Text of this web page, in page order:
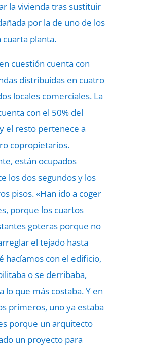
la vivienda tras sustituir
por la de uno de los
cuarta planta.
cuestión cuenta con
distribuidas en cuatro
locales comerciales. La
con el 50% del
el resto pertenece a
copropietarios.
están ocupados
los dos segundos y los
pisos. «Han ido a coger
porque los cuartos
goteras porque no
el tejado hasta
hacíamos con el edificio,
o se derribaba,
lo que más costaba. Y en
primeros, uno ya estaba
porque un arquitecto
un proyecto para